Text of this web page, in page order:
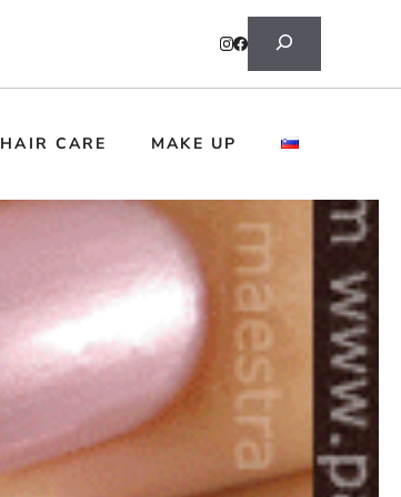
Search
HAIR CARE MAKE UP